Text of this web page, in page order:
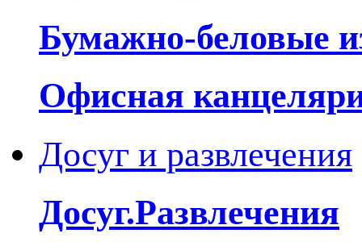
Бумажно-беловые
Офисная
Досуг и развлечения
Досуг.Развлечения